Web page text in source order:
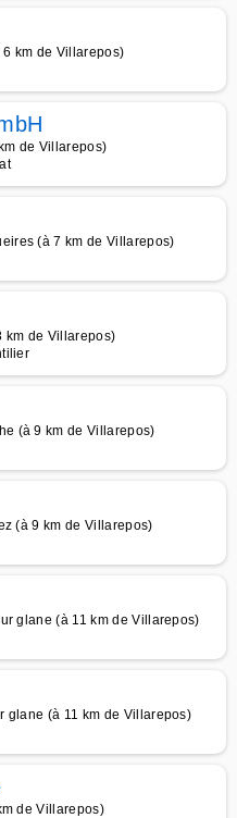
km de Villarepos)
de Villarepos)
(à 7 km de Villarepos)
km de Villarepos)
(à 9 km de Villarepos)
(à 9 km de Villarepos)
glane (à 11 km de Villarepos)
glane (à 11 km de Villarepos)
de Villarepos)